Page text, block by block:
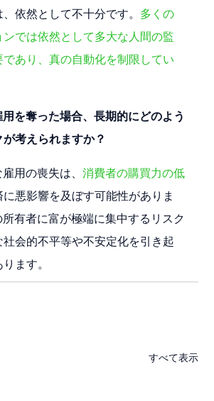
依然として不十分です。 多くの
では依然として多大な人間の監
あり、真の自動化を制限してい
を奪った場合、長期的にどのよう
考えられますか？
用の喪失は、消費者の購買力の低
に悪影響を及ぼす可能性がありま
有者に富が極端に集中するリスク
社会的不平等や不安定化を引き起
ます。
すべて表示